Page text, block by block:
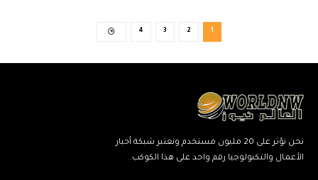
1
2
3
4
نحن نؤثر على 20 مليون مستخدم ونعتبر شبكة أخبار
الأعمال والتكنولوجيا رقم واحد على هذا الكوكب.